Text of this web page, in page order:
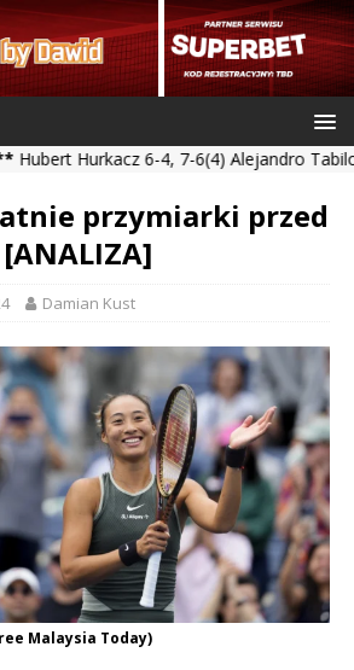
Hurkacz 6-4, 7-6(4) Alejandro Tabilo ***
przymiarki przed
Damian Kust
Malaysia Today)